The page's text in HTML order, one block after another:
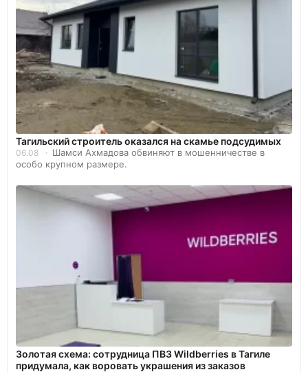
Тагильский строитель оказался на скамье подсудимых
06.08
Шамси Ахмадова обвиняют в мошенничестве в
особо крупном размере.
Золотая схема: сотрудница ПВЗ Wildberries в Тагиле
придумала, как воровать украшения из заказов